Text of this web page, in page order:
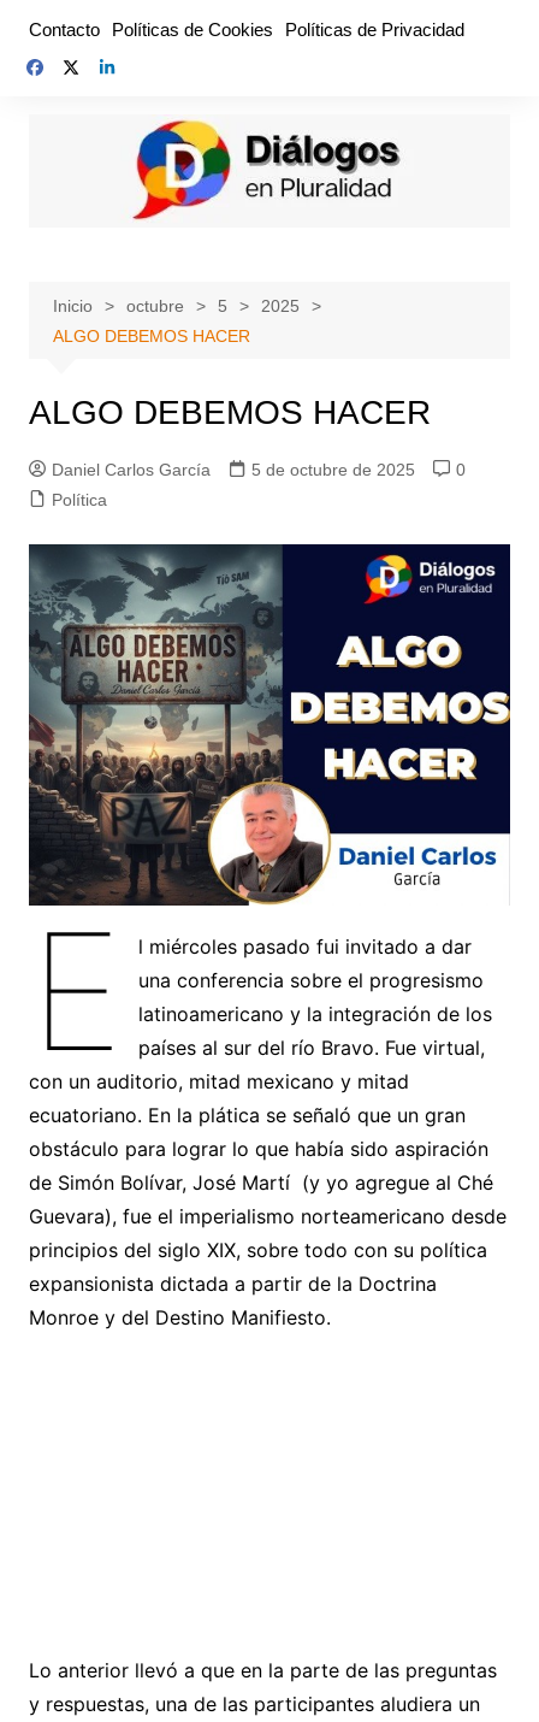
contenido
Contacto Políticas de Cookies Políticas de Privacidad
Inicio octubre 5
2025
ALGO DEBEMOS HACER
ALGO DEBEMOS HACER
Daniel Carlos García 5 de octubre de 2025
0
Política
E
l miércoles pasado fui invitado a dar
una conferencia sobre el progresismo
latinoamericano y la integración de los
países al sur del río Bravo. Fue virtual,
con un auditorio, mitad mexicano y mitad
ecuatoriano. En la plática se señaló que un gran
obstáculo para lograr lo que había sido aspiración
de Simón Bolívar, José Martí (y yo agregue al Ché
Guevara), fue el imperialismo norteamericano desde
principios del siglo XIX, sobre todo con su política
expansionista dictada a partir de la Doctrina
Monroe y del Destino Manifiesto.
Lo anterior llevó a que en la parte de las preguntas
y respuestas, una de las participantes aludiera un